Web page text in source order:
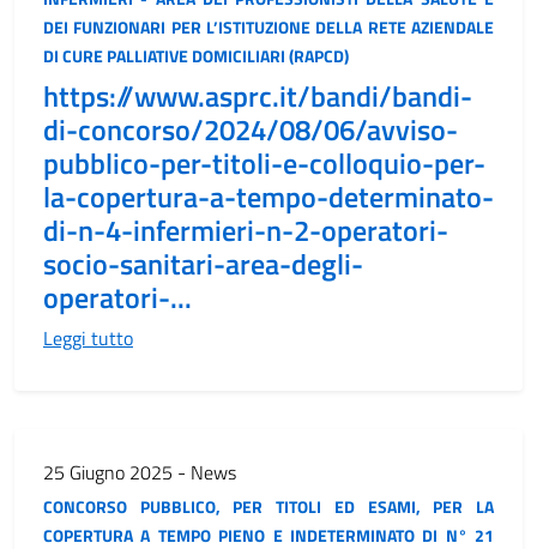
DEI FUNZIONARI PER L’ISTITUZIONE DELLA RETE AZIENDALE
DI CURE PALLIATIVE DOMICILIARI (RAPCD)
https://www.asprc.it/bandi/bandi-
di-concorso/2024/08/06/avviso-
pubblico-per-titoli-e-colloquio-per-
la-copertura-a-tempo-determinato-
di-n-4-infermieri-n-2-operatori-
socio-sanitari-area-degli-
operatori-...
Leggi tutto
25 Giugno 2025 - News
CONCORSO PUBBLICO, PER TITOLI ED ESAMI, PER LA
COPERTURA A TEMPO PIENO E INDETERMINATO DI N° 21